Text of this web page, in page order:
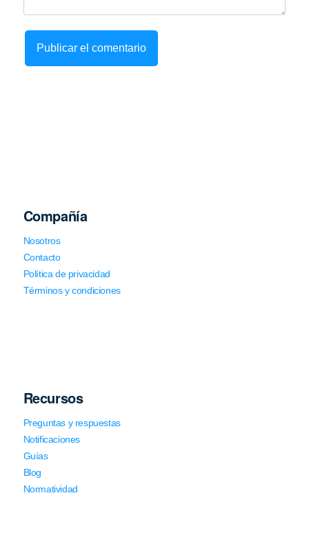
Compañía
Nosotros
Contacto
Política de privacidad
Términos y condiciones
Recursos
Preguntas y respuestas
Notificaciones
Guías
Blog
Normatividad